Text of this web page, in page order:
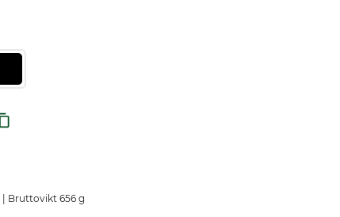
Bruttovikt 656 g